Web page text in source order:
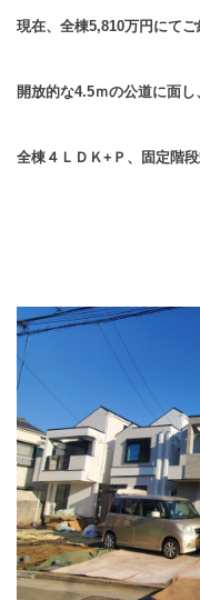
現在、全棟5,810万円にてご
開放的な4.5ｍの公道に面
全棟４ＬＤＫ+Ｐ、固定階